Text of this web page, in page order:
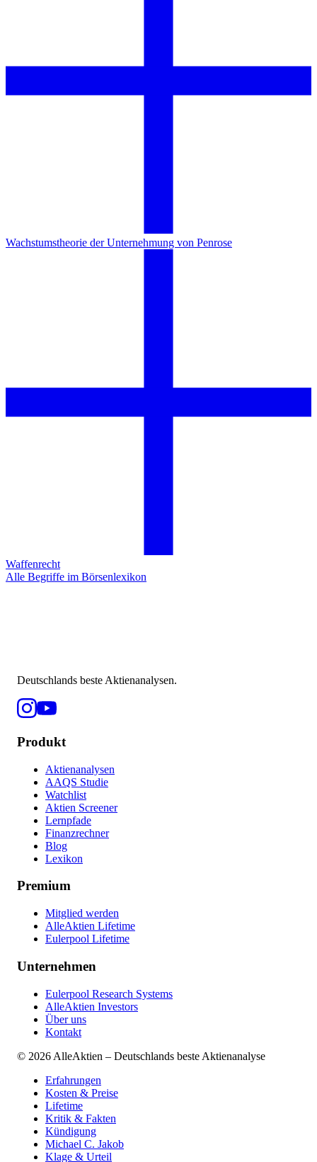
Wachstumstheorie der Unternehmung von Penrose
Waffenrecht
Alle Begriffe im Börsenlexikon
Deutschlands beste Aktienanalysen.
Produkt
Aktienanalysen
AAQS Studie
Watchlist
Aktien Screener
Lernpfade
Finanzrechner
Blog
Lexikon
Premium
Mitglied werden
AlleAktien Lifetime
Eulerpool Lifetime
Unternehmen
Eulerpool Research Systems
AlleAktien Investors
Über uns
Kontakt
© 2026 AlleAktien – Deutschlands beste Aktienanalyse
Erfahrungen
Kosten & Preise
Lifetime
Kritik & Fakten
Kündigung
Michael C. Jakob
Klage & Urteil